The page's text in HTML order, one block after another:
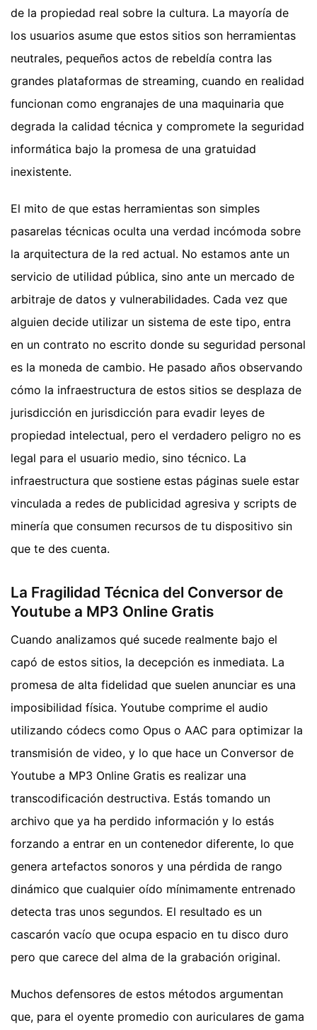
de la propiedad real sobre la cultura. La mayoría de
los usuarios asume que estos sitios son herramientas
neutrales, pequeños actos de rebeldía contra las
grandes plataformas de streaming, cuando en realidad
funcionan como engranajes de una maquinaria que
degrada la calidad técnica y compromete la seguridad
informática bajo la promesa de una gratuidad
inexistente.
El mito de que estas herramientas son simples
pasarelas técnicas oculta una verdad incómoda sobre
la arquitectura de la red actual. No estamos ante un
servicio de utilidad pública, sino ante un mercado de
arbitraje de datos y vulnerabilidades. Cada vez que
alguien decide utilizar un sistema de este tipo, entra
en un contrato no escrito donde su seguridad personal
es la moneda de cambio. He pasado años observando
cómo la infraestructura de estos sitios se desplaza de
jurisdicción en jurisdicción para evadir leyes de
propiedad intelectual, pero el verdadero peligro no es
legal para el usuario medio, sino técnico. La
infraestructura que sostiene estas páginas suele estar
vinculada a redes de publicidad agresiva y scripts de
minería que consumen recursos de tu dispositivo sin
que te des cuenta.
La Fragilidad Técnica del Conversor de
Youtube a MP3 Online Gratis
Cuando analizamos qué sucede realmente bajo el
capó de estos sitios, la decepción es inmediata. La
promesa de alta fidelidad que suelen anunciar es una
imposibilidad física. Youtube comprime el audio
utilizando códecs como Opus o AAC para optimizar la
transmisión de video, y lo que hace un Conversor de
Youtube a MP3 Online Gratis es realizar una
transcodificación destructiva. Estás tomando un
archivo que ya ha perdido información y lo estás
forzando a entrar en un contenedor diferente, lo que
genera artefactos sonoros y una pérdida de rango
dinámico que cualquier oído mínimamente entrenado
detecta tras unos segundos. El resultado es un
cascarón vacío que ocupa espacio en tu disco duro
pero que carece del alma de la grabación original.
Muchos defensores de estos métodos argumentan
que, para el oyente promedio con auriculares de gama